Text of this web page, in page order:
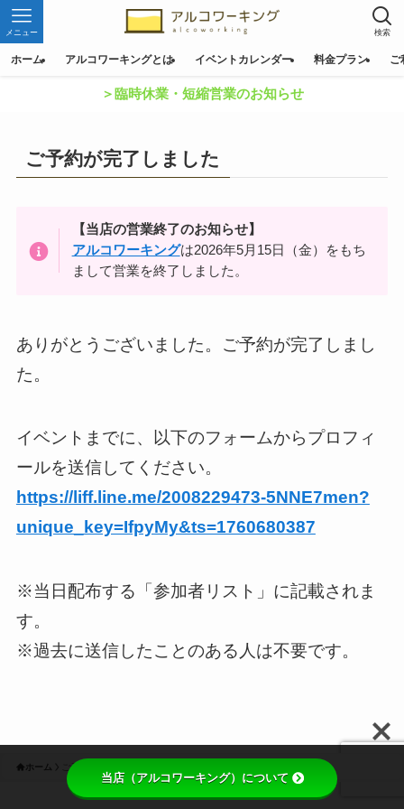
検索
メニュー
ホーム アルコワーキングとは イベントカレンダー 料金プラン ご
＞臨時休業・短縮営業のお知らせ
ご予約が完了しました
【当店の営業終了のお知らせ】
アルコワーキングは2026年5月15日（金）をもち
まして営業を終了しました。
ありがとうございました。ご予約が完了しまし
た。
イベントまでに、以下のフォームからプロフィ
ールを送信してください。
https://liff.line.me/2008229473-5NNE7men?
unique_key=IfpyMy&ts=1760680387
※当日配布する「参加者リスト」に記載されま
す。
※過去に送信したことのある人は不要です。
ホーム ご予約が完了しました
当店（アルコワーキング）について